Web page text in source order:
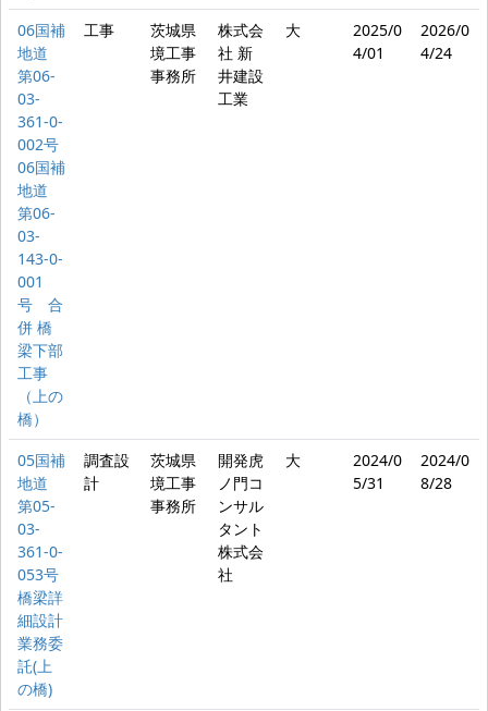
06国補
地道
第06-
03-
361-0-
002号
06国補
地道
第06-
03-
143-0-
001
号 合
併 橋
梁下部
工事
（上の
橋）
工事
茨城県
境工事
事務所
株式会
社 新
井建設
工業
大
2025/0
4/01
2026/0
4/24
05国補
地道
第05-
03-
361-0-
053号
橋梁詳
細設計
業務委
託(上
の橋)
調査設
計
茨城県
境工事
事務所
開発虎
ノ門コ
ンサル
タント
株式会
社
大
2024/0
5/31
2024/0
8/28